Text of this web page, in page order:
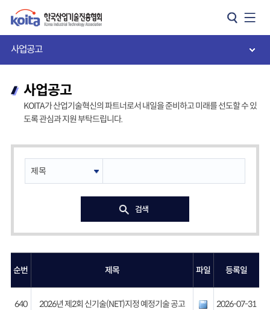
사업공고
사업공고
KOITA가 산업기술혁신의 파트너로서 내일을 준비하고 미래를 선도할 수 있
도록 관심과 지원 부탁드립니다.
검색
순번 제목 파일 등록일
640 2026년 제2회 신기술(NET)지정 예정기술 공고 2026-07-31